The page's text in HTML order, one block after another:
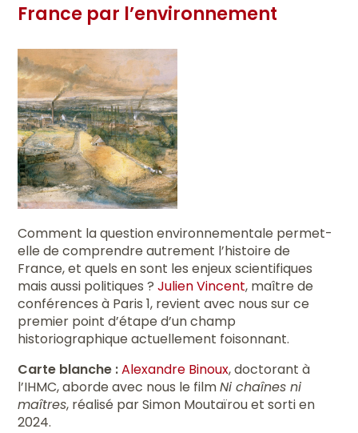
France par l’environnement
Comment la question environnementale permet-
elle de comprendre autrement l’histoire de
France, et quels en sont les enjeux scientifiques
mais aussi politiques ?Julien Vincent, maître de
conférences à Paris 1, revient avec nous sur ce
premier point d’étape d’un champ
historiographique actuellement foisonnant.
Carte blanche :Alexandre Binoux, doctorant à
l’IHMC, aborde avec nous le filmNi chaînes ni
maîtres, réalisé par Simon Moutaïrou et sorti en
2024.